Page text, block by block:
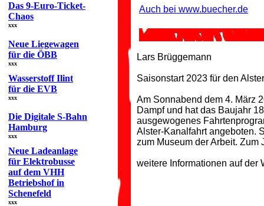
Das 9-Euro-Ticket-
Chaos
xxx
Neue Liegewagen
für die ÖBB
xxx
Wasserstoff Ilint
für die EVB
xxx
Die Digitale S-Bahn
Hamburg
xxx
Neue Ladeanlage
für Elektrobusse
auf dem VHH
Betriebshof in
Schenefeld
xxx
Auch bei www.buecher.de
Lars Brüggemann
Saisonstart 2023 für den
Am Sonnabend dem 4. März
Dampf und hat das Baujahr
ausgewogenes
Alster-Kanalfahrt angeboten.
zum Museum der Arbeit. Zum
weitere Informationen auf der